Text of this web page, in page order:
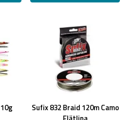
Sufix 832 Braid 120m Camo